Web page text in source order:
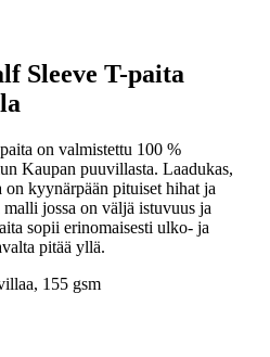
Sleeve T-paita
on valmistettu 100 %
Kaupan puuvillasta. Laadukas,
kyynärpään pituiset hihat ja
jossa on väljä istuvuus ja
sopii erinomaisesti ulko- ja
pitää yllä.
155 gsm